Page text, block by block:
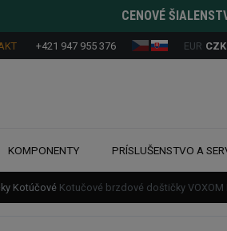
CENOVÉ
+421 947 955 376 EUR CZK
KOMPONENTY PRÍSLUŠENSTVO A
Kotúčové Kotučové brzdové doštičky VOXOM